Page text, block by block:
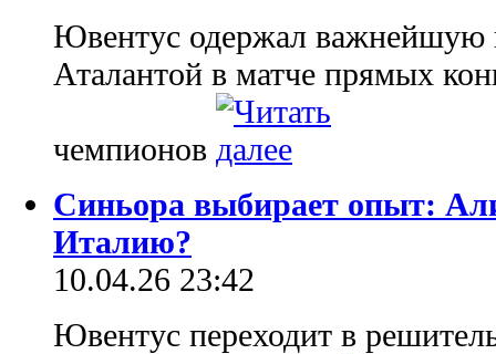
Ювентус одержал важнейшую
Аталантой в матче прямых
чемпионов
Синьора выбирает опыт:
Италию?
10.04.26 23:42
Ювентус переходит в